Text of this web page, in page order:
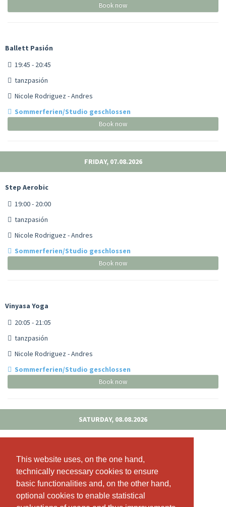
This website uses, on the one hand,
technically necessary cookies to ensure
basic functionalities and, on the other hand,
optional cookies to enable statistical
This website uses, on the one hand,
technically necessary cookies to ensure
basic functionalities and, on the other hand,
optional cookies to enable statistical
Book now
Ballett Pasión
19:45 - 20:45
tanzpasión
Nicole Rodriguez - Andres
Sommerferien/Studio geschlossen
Book now
FRIDAY, 07.08.2026
Step Aerobic
19:00 - 20:00
tanzpasión
Nicole Rodriguez - Andres
Sommerferien/Studio geschlossen
Book now
Vinyasa Yoga
20:05 - 21:05
tanzpasión
Nicole Rodriguez - Andres
Sommerferien/Studio geschlossen
Book now
SATURDAY, 08.08.2026
09:00 - 10:00
tanzpasión
Ray Rodriguez